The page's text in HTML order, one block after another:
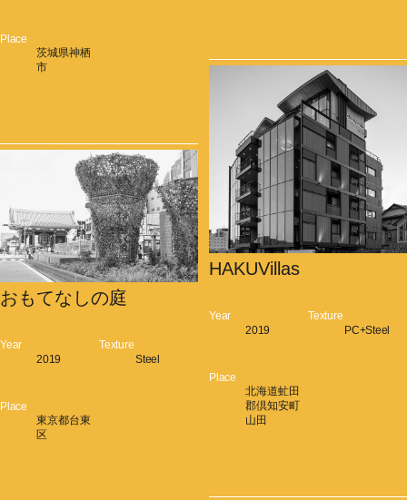
Place
茨城県神栖
市
HAKUVillas
Year
2019
Texture
PC+Steel
Place
北海道虻田
郡倶知安町
山田
おもてなしの庭
Year
2019
Texture
Steel
Place
東京都台東
区